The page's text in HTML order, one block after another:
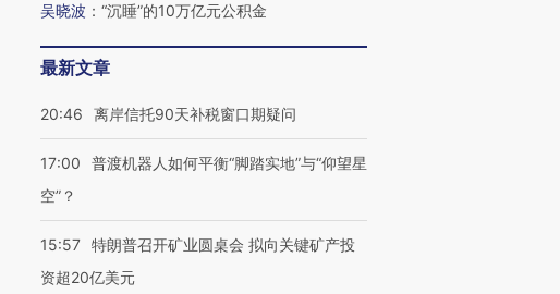
吴晓波 ： “沉睡”的10万亿元公积金
最新文章
20:46 离岸信托90天补税窗口期疑问
17:00
普渡机器人如何平衡“脚踏实地”与“仰望星
空”？
15:57 特朗普召开矿业圆桌会 拟向关键矿产投
资超20亿美元